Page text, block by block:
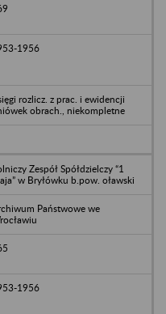
1956
rozlicz. z prac. i ewidencji
obrach., niekompletne
Zespół Spółdzielczy “1
w Bryłówku b.pow. oławski
Państwowe we
1956